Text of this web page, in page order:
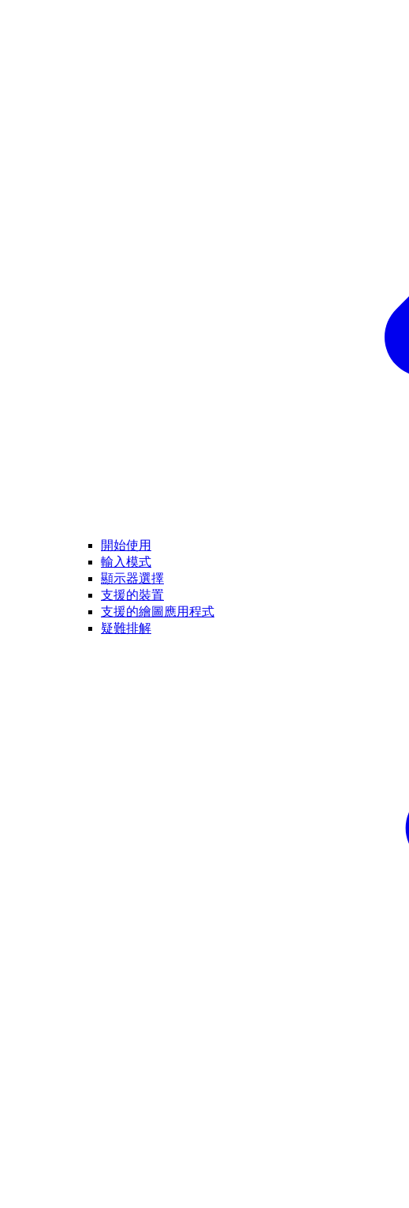
開始使用
輸入模式
顯示器選擇
支援的裝置
支援的繪圖應用程式
疑難排解